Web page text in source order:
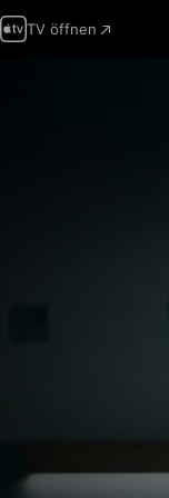
TV öffnen